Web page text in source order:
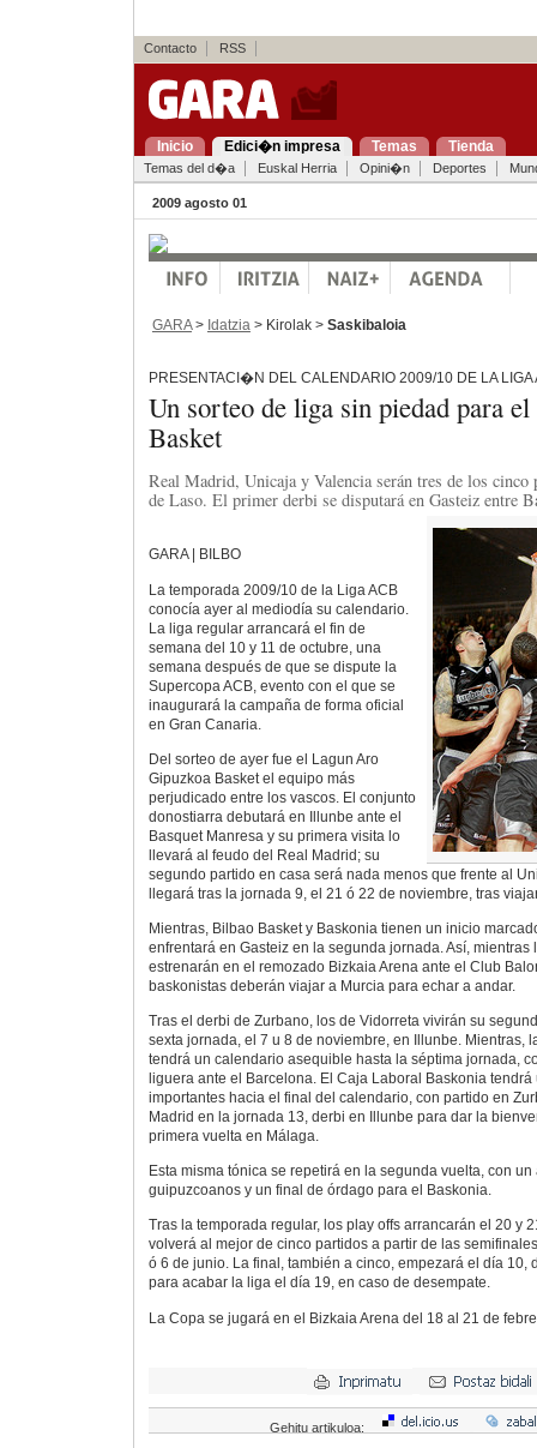
Contacto RSS
Inicio Edici�n impresa Temas Tienda
Temas del d�a Euskal Herria Opini�n Deportes
2009 agosto 01
GARA> Idatzia> Kirolak > Saskibaloia
PRESENTACI�N DEL CALENDARIO 2009/10 DE LA LIGA
Un sorteo de liga sin piedad para
Basket
Real Madrid, Unicaja y Valencia serán tres de los
de Laso. El primer derbi se disputará en Gasteiz entre
GARA | BILBO
La temporada 2009/10 de la Liga ACB
conocía ayer al mediodía su calendario.
La liga regular arrancará el fin de
semana del 10 y 11 de octubre, una
semana después de que se dispute la
Supercopa ACB, evento con el que se
inaugurará la campaña de forma oficial
en Gran Canaria.
Del sorteo de ayer fue el Lagun Aro
Gipuzkoa Basket el equipo más
perjudicado entre los vascos. El conjunto
donostiarra debutará en Illunbe ante el
Basquet Manresa y su primera visita lo
llevará al feudo del Real Madrid; su
segundo partido en casa será nada menos que frente al
llegará tras la jornada 9, el 21 ó 22 de noviembre, tras
Mientras, Bilbao Basket y Baskonia tienen un inicio
enfrentará en Gasteiz en la segunda jornada. Así, mientras
estrenarán en el remozado Bizkaia Arena ante el Club
baskonistas deberán viajar a Murcia para echar a andar.
Tras el derbi de Zurbano, los de Vidorreta vivirán su
sexta jornada, el 7 u 8 de noviembre, en Illunbe. Mientras,
tendrá un calendario asequible hasta la séptima jornada,
liguera ante el Barcelona. El Caja Laboral Baskonia
importantes hacia el final del calendario, con partido en
Madrid en la jornada 13, derbi en Illunbe para dar la
primera vuelta en Málaga.
Esta misma tónica se repetirá en la segunda vuelta, con
guipuzcoanos y un final de órdago para el Baskonia.
Tras la temporada regular, los play offs arrancarán el 20 y
volverá al mejor de cinco partidos a partir de las
ó 6 de junio. La final, también a cinco, empezará el día 10,
para acabar la liga el día 19, en caso de desempate.
La Copa se jugará en el Bizkaia Arena del 18 al 21 de
Gehitu artikuloa: